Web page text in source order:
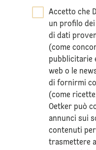
Accetto che
un profilo
di dati
(come
pubblicitarie
web o le
di fornirmi
(come
Oetker può
annunci sui
contenuti
trasmettere